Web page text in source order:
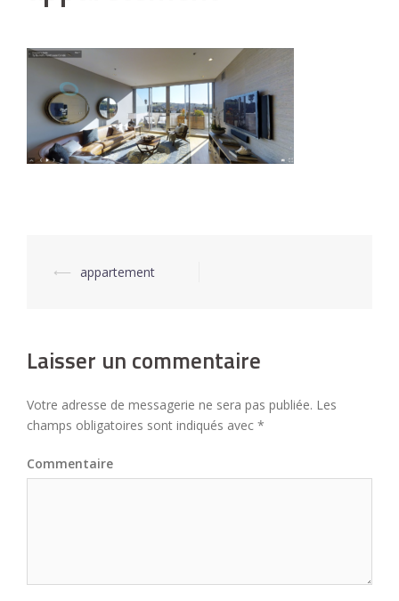
Navigation
⟵ appartement
Laisser un commentaire
Votre adresse de messagerie ne sera pas publiée. Les
champs obligatoires sont indiqués avec *
Commentaire